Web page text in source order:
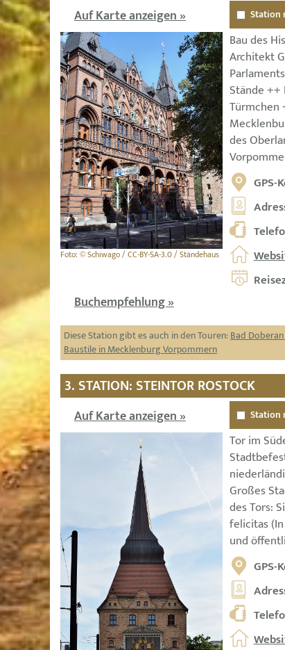
Auf Karte anzeigen »
Foto: © Schiwago / CC-BY-SA-3.0 / Ständehaus
Station
Bau des
Architekt
Stände ++
Türmchen
des
GPS-
Buchempfehlung »
Diese Station gibt es auch in den Touren:Bad
Baustile in Mecklenburg Vorpommern
3. STATION: STEINTOR ROSTOCK
Auf Karte anzeigen » Station
Tor im
Großes
des Tors:
felicitas
und
GPS-